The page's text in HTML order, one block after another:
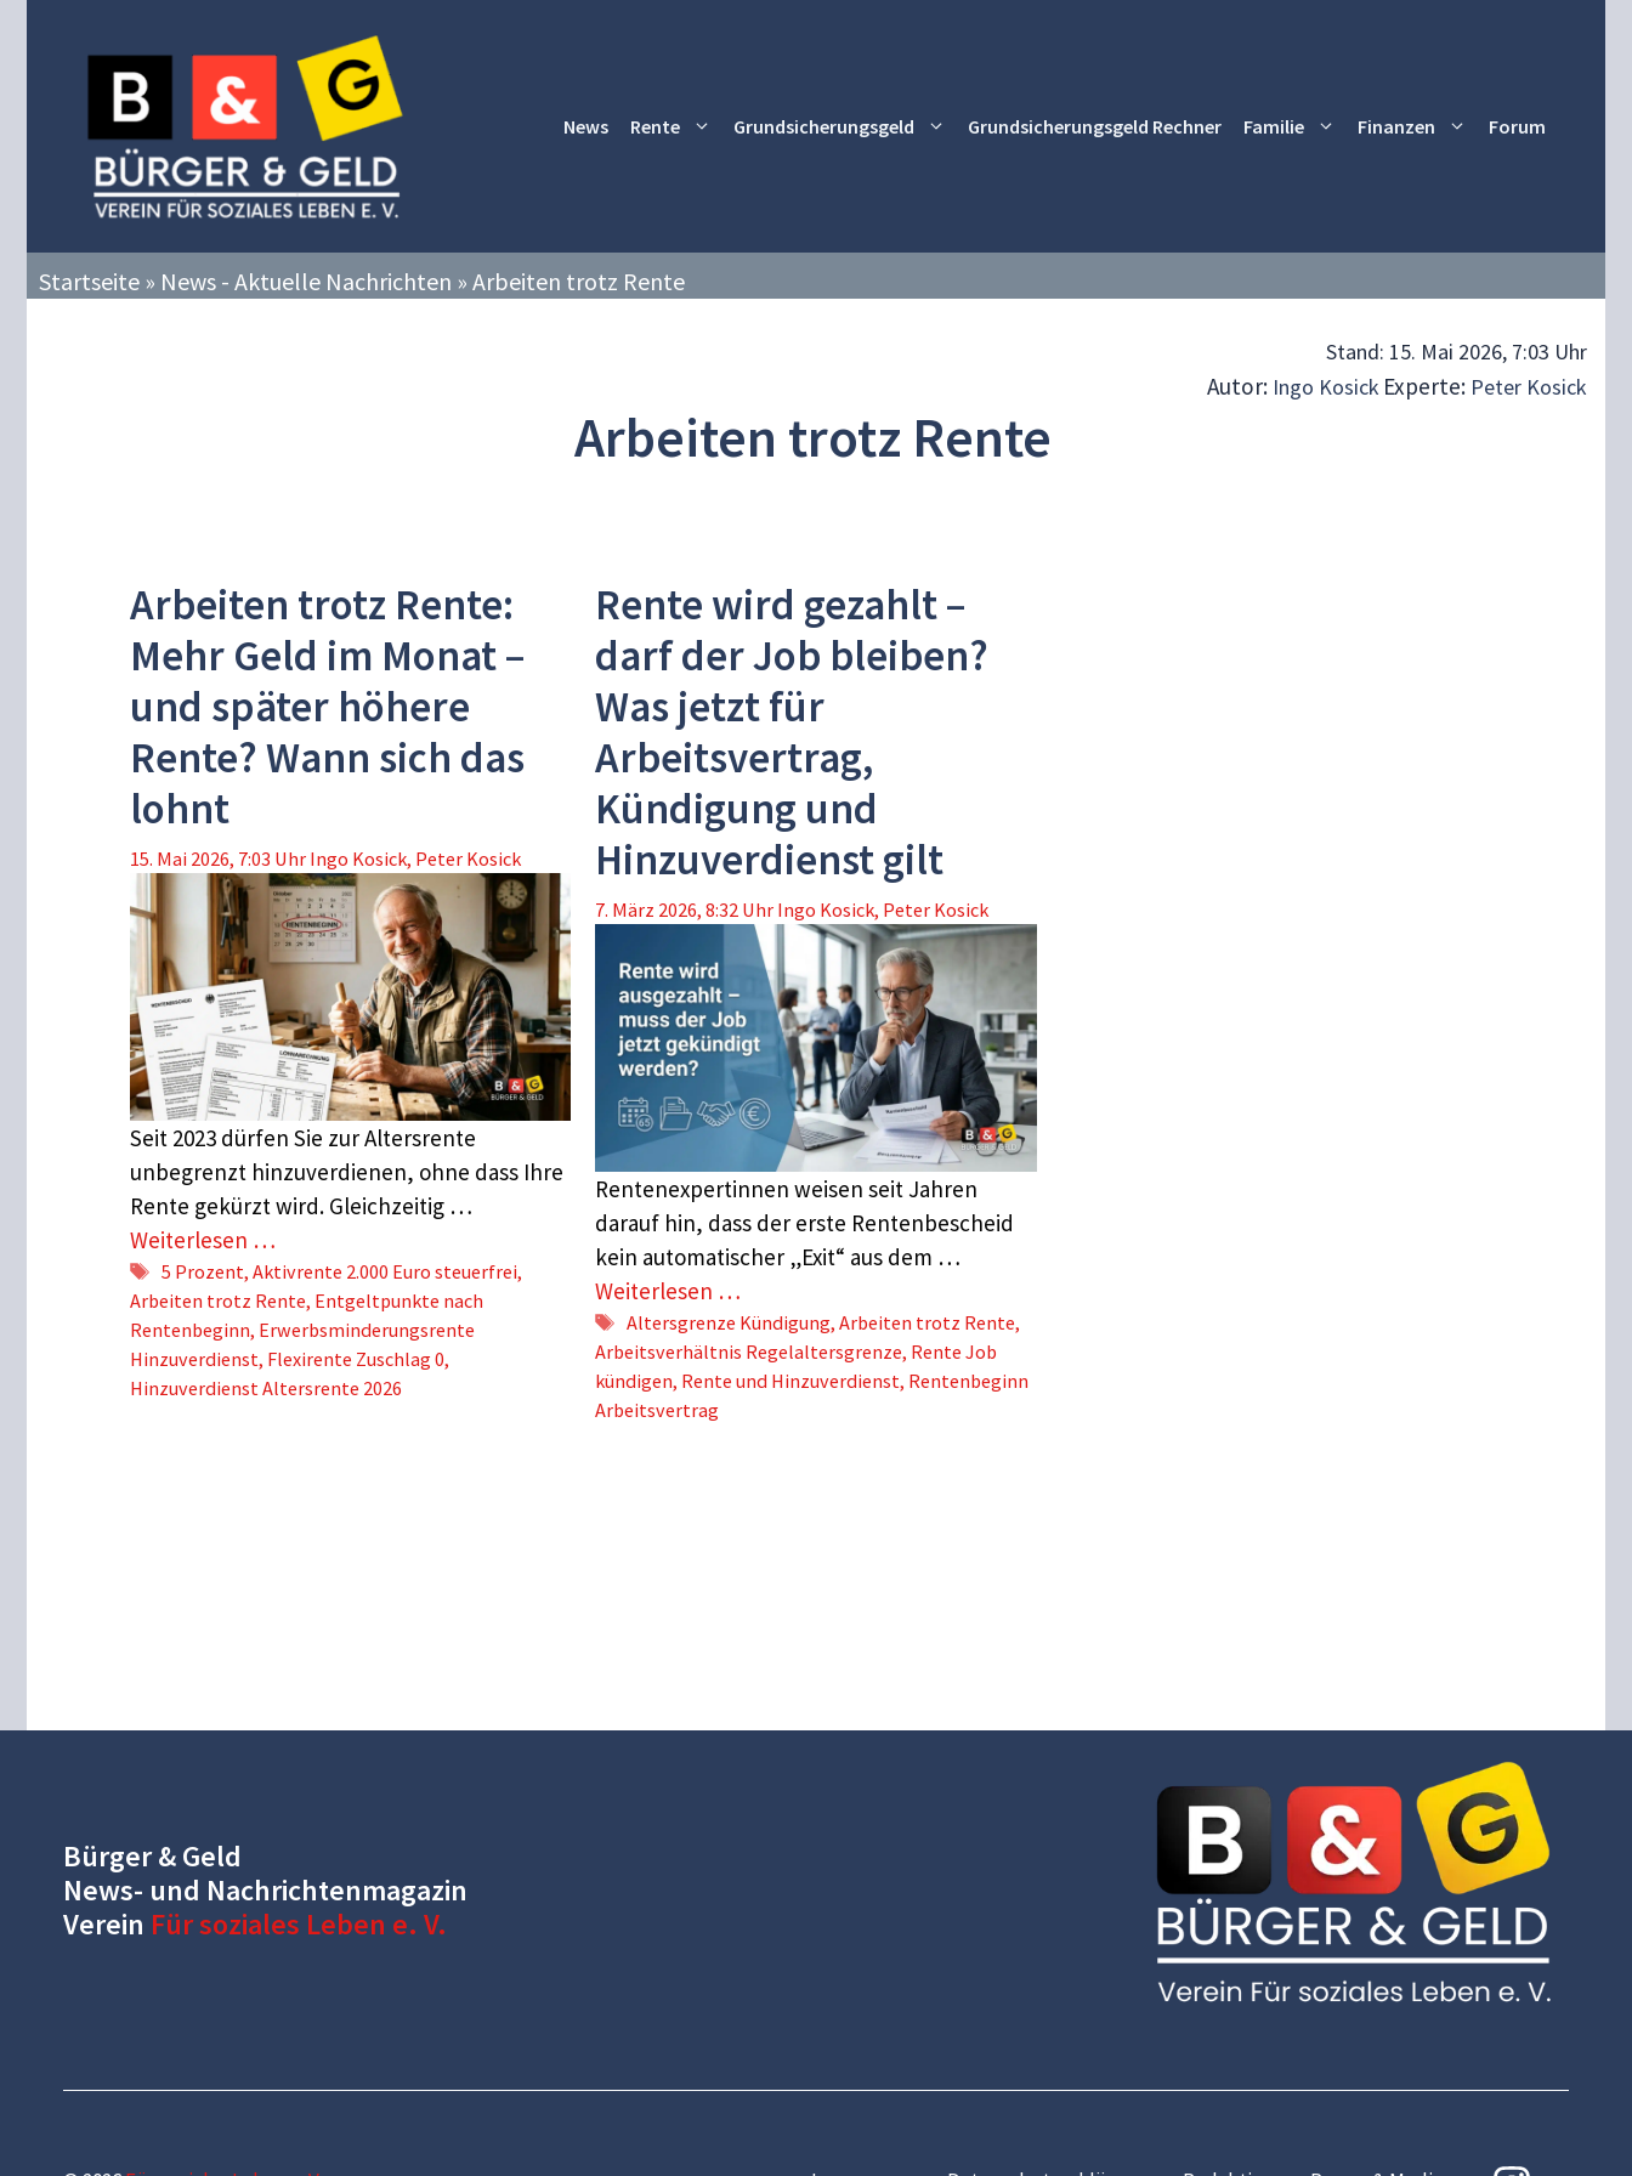
News Rente Grundsicherungsgeld Grundsicherungsgeld Rechner Familie Finanzen Forum
Startseite » News - Aktuelle Nachrichten » Arbeiten trotz Rente
Stand: 15. Mai 2026, 7:03 Uhr
Autor: Ingo Kosick Experte: Peter Kosick
Arbeiten trotz Rente
Arbeiten trotz Rente:
Mehr Geld im Monat –
und später höhere
Rente? Wann sich das
lohnt
15. Mai 2026, 7:03 Uhr Ingo Kosick, Peter Kosick
Seit 2023 dürfen Sie zur Altersrente
unbegrenzt hinzuverdienen, ohne dass Ihre
Rente gekürzt wird. Gleichzeitig …
Weiterlesen …
Schlagwörter
5 Prozent, Aktivrente 2.000 Euro steuerfrei,
Arbeiten trotz Rente, Entgeltpunkte nach
Rentenbeginn, Erwerbsminderungsrente
Hinzuverdienst, Flexirente Zuschlag 0,
Hinzuverdienst Altersrente 2026
Rente wird gezahlt –
darf der Job bleiben?
Was jetzt für
Arbeitsvertrag,
Kündigung und
Hinzuverdienst gilt
7. März 2026, 8:32 Uhr Ingo Kosick, Peter Kosick
Rentenexpertinnen weisen seit Jahren
darauf hin, dass der erste Rentenbescheid
kein automatischer „Exit“ aus dem …
Weiterlesen …
Schlagwörter
Altersgrenze Kündigung,Arbeiten trotz Rente,
Arbeitsverhältnis Regelaltersgrenze, Rente Job
kündigen, Rente und Hinzuverdienst, Rentenbeginn
Arbeitsvertrag
Bürger & Geld
News- und Nachrichtenmagazin
Verein Für soziales Leben e. V.